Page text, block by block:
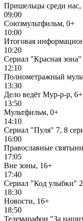
Пришельцы среди нас,
09:00
Союзмультфильм, 0+
10:00
Итоговая
10:20
Сериал "Красная
12:10
Полнометражный
13:30
Дело ведёт Мур-р-р, 6+
13:50
Мультфильм, 0+
14:10
Сериал "Пуля" 7, 8
16:00
Православные
17:05
Вне зоны, 16+
17:40
Сериал "Код улыбки"
18:30
Новости, 16+
18:50
Телемарафон "За